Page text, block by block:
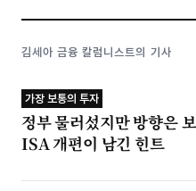
김세아 금융 칼럼니스트의 기사
가장 보통의 투자
정부 물러섰지만 방향은
ISA 개편이 남긴 힌트